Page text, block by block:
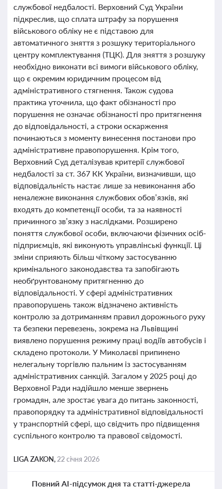
службової недбалості. Верховний Суд України
підкреслив, що сплата штрафу за порушення
військового обліку не є підставою для
автоматичного зняття з розшуку територіального
центру комплектування (ТЦК). Для зняття з розшуку
необхідно виконати всі вимоги військового обліку,
що є окремим юридичним процесом від
адміністративного стягнення. Також судова
практика уточнила, що факт обізнаності про
порушення не означає обізнаності про притягнення
до відповідальності, а строки оскарження
починаються з моменту винесення постанови про
адміністративне правопорушення. Крім того,
Верховний Суд деталізував критерії службової
недбалості за ст. 367 КК України, визначивши, що
відповідальність настає лише за невиконання або
неналежне виконання службових обов’язків, які
входять до компетенції особи, та за наявності
причинного зв’язку з наслідками. Розширено
поняття службової особи, включаючи фізичних осіб-
підприємців, які виконують управлінські функції. Ці
зміни сприяють більш чіткому застосуванню
кримінального законодавства та запобігають
необґрунтованому притягненню до
відповідальності. У сфері адміністративних
правопорушень також відзначено активність
контролю за дотриманням правил дорожнього руху
та безпеки перевезень, зокрема на Львівщині
виявлено порушення режиму праці водіїв автобусів і
складено протоколи. У Миколаєві припинено
нелегальну торгівлю пальним із застосуванням
адміністративних санкцій. Загалом у 2025 році до
Верховної Ради надійшло менше звернень
громадян, але зростає увага до питань законності,
правопорядку та адміністративної відповідальності
у транспортній сфері, що свідчить про підвищення
суспільного контролю та правової свідомості.
LIGA ZAKON, 22 січня 2026
Повний AI-підсумок дня та статті-джерела